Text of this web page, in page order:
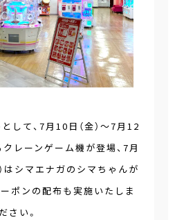
して、7月10日（金）～7月12
クレーンゲーム機が登場、7月
はシマエナガのシマちゃんが
ポンの配布も実施いたしま
さい。